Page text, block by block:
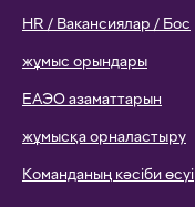
HR / Вакансиялар / Бос
жұмыс орындары
ЕАЭО азаматтарын
жұмысқа орналастыру
Команданың кәсіби өсуі